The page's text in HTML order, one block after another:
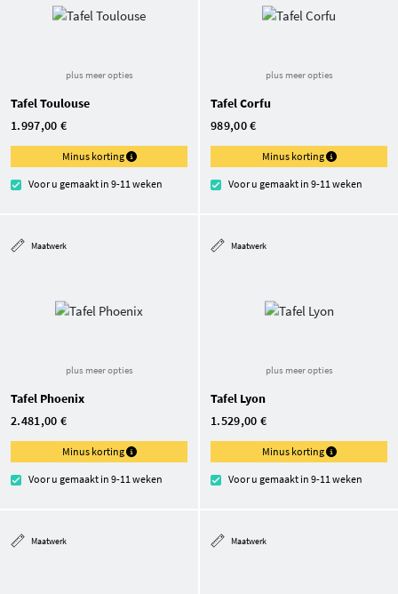
plus meer opties
Tafel Toulouse
1.997,00 €
Minus korting
Voor u gemaakt in 9-11 weken
plus meer opties
Tafel Corfu
989,00 €
Minus korting
Voor u gemaakt in 9-11 weken
Maatwerk
plus meer opties
Tafel Phoenix
2.481,00 €
Minus korting
Voor u gemaakt in 9-11 weken
Maatwerk
plus meer opties
Tafel Lyon
1.529,00 €
Minus korting
Voor u gemaakt in 9-11 weken
Maatwerk Maatwerk